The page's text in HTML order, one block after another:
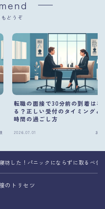
どうぞ
転職の面接で30分前の到着は早
る？正しい受付のタイミングと
時間の過ごし方
2026.07.01 お
坊した！パニックにならずに取るべき
のトリセツ